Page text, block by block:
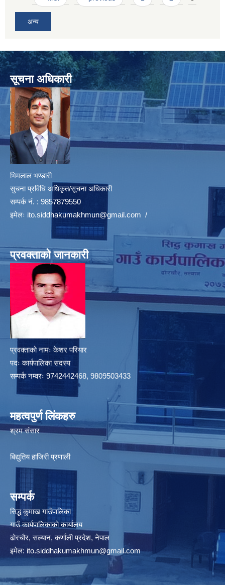
अन्य
सूचना अधिकारी
भिमलाल भण्डारी
सुचना प्रविधि अधिकृत/सूचना अधिकारी
सम्पर्क नं. : 9857879550
इमेलः ito.siddhakumakhmun@gmail.com /
प्रवक्ताको जानकारी
प्रवक्ताको नामः केशर परियार
पदः कार्यपालिका सदस्य
सम्पर्क नम्वरः 9742442468, 9809503433
महत्वपुर्ण लिंकहरु
श्रम संसार
बिद्युतिय हाजिरी प्रणाली
सम्पर्क
सिद्ध कुमाख गाउँपालिका
गाउँ कार्यपालिकाको कार्यालय
ढोरचौर, सल्यान, कर्णाली प्रदेश, नेपाल
इमेल: ito.siddhakumakhmun@gmail.com